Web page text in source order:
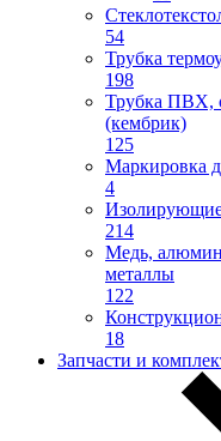
54
Трубка
198
Трубка ПВХ,
(кембрик)
125
Маркировка
4
214
Медь,
металлы
122
18
Запчасти и